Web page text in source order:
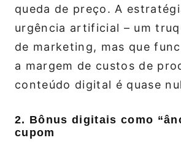
queda de preço. A
urgência artificial – um
de marketing, mas que
a margem de custos de
conteúdo digital é quase
2. Bônus digitais como
cupom